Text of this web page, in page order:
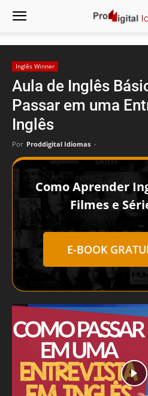
Inglês Winner
Aula de Inglês
Passar em uma
Inglês
Por Proddigital Idiomas -
Como Aprender
Filmes e
E-BOOK